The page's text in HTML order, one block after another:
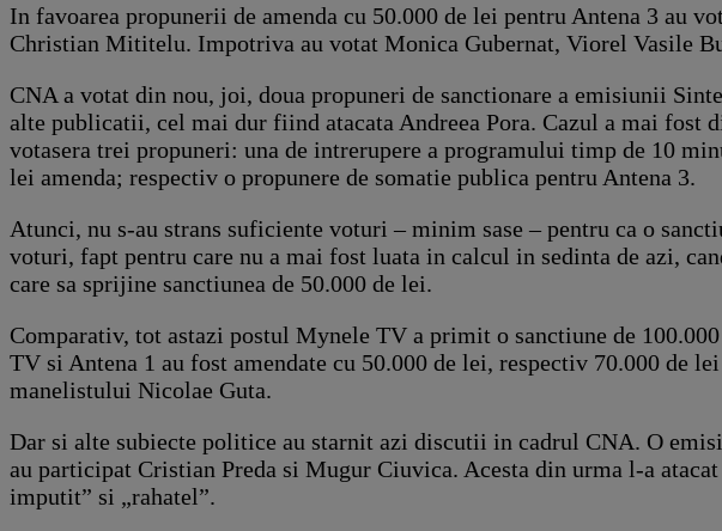
In favoarea propunerii de amenda cu 50.000 de lei pentru Antena 3 au
Christian Mititelu. Impotriva au votat Monica Gubernat, Viorel Vasile
CNA a votat din nou, joi, doua propuneri de sanctionare a emisiunii
alte publicatii, cel mai dur fiind atacata Andreea Pora. Cazul a mai fost
votasera trei propuneri: una de intrerupere a programului timp de 10
lei amenda; respectiv o propunere de somatie publica pentru Antena 3.
Atunci, nu s-au strans suficiente voturi – minim sase – pentru ca o
voturi, fapt pentru care nu a mai fost luata in calcul in sedinta de azi,
care sa sprijine sanctiunea de 50.000 de lei.
Comparativ, tot astazi postul Mynele TV a primit o sanctiune de
TV si Antena 1 au fost amendate cu 50.000 de lei, respectiv 70.000 de
manelistului Nicolae Guta.
Dar si alte subiecte politice au starnit azi discutii in cadrul CNA. O
au participat Cristian Preda si Mugur Ciuvica. Acesta din urma l-a
imputit” si „rahatel”.